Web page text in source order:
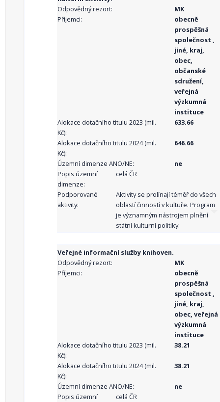
Odpovědný rezort:
MK
Příjemci:
obecně
prospěšná
společnost ,
jiné, kraj,
obec,
občanské
sdružení,
veřejná
výzkumná
instituce
Alokace dotačního titulu 2023 (mil.
Kč):
633.66
Alokace dotačního titulu 2024 (mil.
Kč):
646.66
Územní dimenze ANO/NE:
ne
Popis územní
dimenze:
celá ČR
Podporované
aktivity:
Aktivity se prolínají téměř do všech
oblastí činností v kultuře. Program
je významným nástrojem plnění
státní kulturní politiky.
Veřejné informační služby knihoven.
Odpovědný rezort:
MK
Příjemci:
obecně
prospěšná
společnost ,
jiné, kraj,
obec, veřejná
výzkumná
instituce
Alokace dotačního titulu 2023 (mil.
Kč):
38.21
Alokace dotačního titulu 2024 (mil.
Kč):
38.21
Územní dimenze ANO/NE:
ne
Popis územní
celá ČR